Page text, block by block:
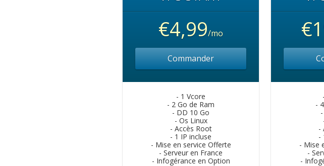
€4,99/mo
Commander
- 1 Vcore
- 2 Go de Ram
- DD 10 Go
- Os Linux
- Accès Root
- 1 IP incluse
- Mise en service Offerte
- Serveur en France
- Infogérance en Option
-
-
-
- Mise
-
-